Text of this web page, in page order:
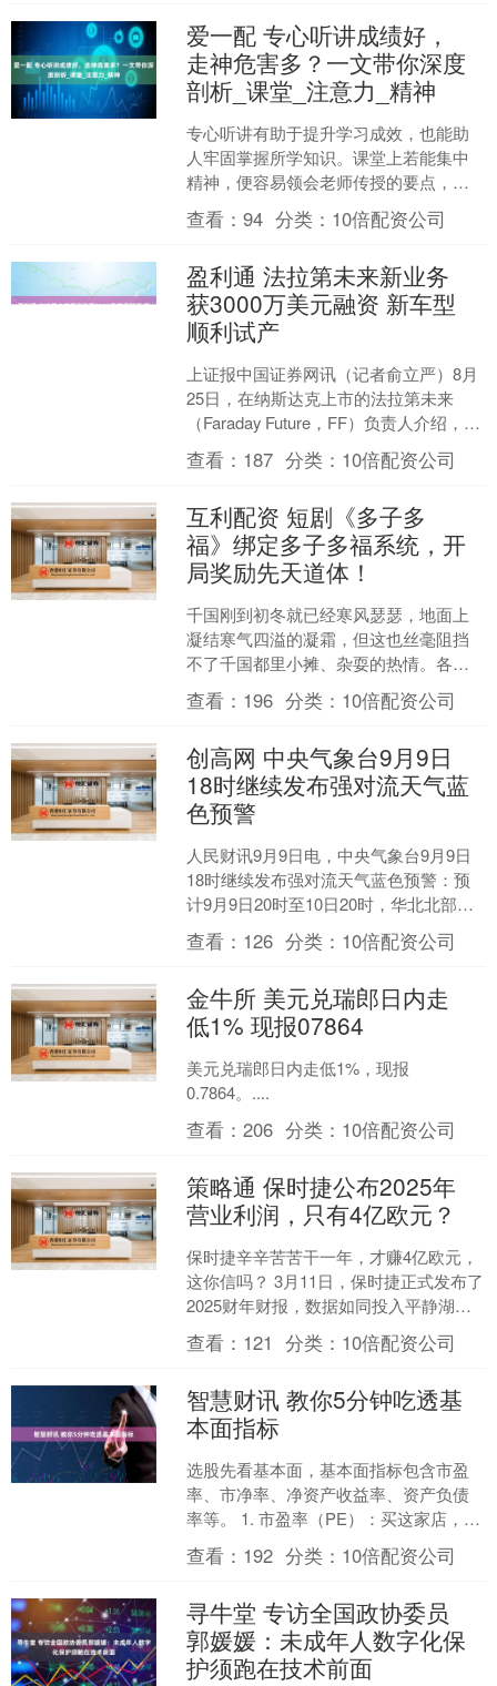
爱一配 专心听讲成绩好，
走神危害多？一文带你深度
剖析_课堂_注意力_精神
专心听讲有助于提升学习成效，也能助
人牢固掌握所学知识。课堂上若能集中
精神，便容易领会老师传授的要点，不
会掉队，自然能取得更好的学习成果。
接下来，将就专注听讲的意....
查看：94 分类： 10倍配资公司
盈利通 法拉第未来新业务
获3000万美元融资 新车型
顺利试产
上证报中国证券网讯（记者俞立严）8月
25日，在纳斯达克上市的法拉第未来
（Faraday Future，FF）负责人介绍，公
司双飞轮业务均有重要进展：FX Sup....
查看： 187 分类： 10倍配资公司
互利配资 短剧《多子多
福》绑定多子多福系统，开
局奖励先天道体！
千国刚到初冬就已经寒风瑟瑟，地面上
凝结寒气四溢的凝霜，但这也丝毫阻挡
不了千国都里小摊、杂耍的热情。各个
巷口热闹非凡，人群拥挤。千国史上最
年轻、最凶悍的将军应招回....
查看： 196 分类： 10倍配资公司
创高网 中央气象台9月9日
18时继续发布强对流天气蓝
色预警
人民财讯9月9日电，中央气象台9月9日
18时继续发布强对流天气蓝色预警：预
计9月9日20时至10日20时，华北北部、
东北地区中南部等地的部分地区将有8级
以上雷暴....
查看： 126 分类： 10倍配资公司
金牛所 美元兑瑞郎日内走
低1% 现报07864
美元兑瑞郎日内走低1%，现报
0.7864。....
查看：206 分类： 10倍配资公司
策略通 保时捷公布2025年
营业利润，只有4亿欧元？
保时捷辛辛苦苦干一年，才赚4亿欧元，
这你信吗？ 3月11日，保时捷正式发布了
2025财年财报，数据如同投入平静湖面
的一颗深水炸弹：全年营业收入为362.7
亿欧元....
查看： 121 分类： 10倍配资公司
智慧财讯 教你5分钟吃透基
本面指标
选股先看基本面，基本面指标包含市盈
率、市净率、净资产收益率、资产负债
率等。 1. 市盈率（PE）：买这家店，多
久能回本？ 假如你花 100 万盘下一家饭
馆，它每....
查看： 192 分类： 10倍配资公司
寻牛堂 专访全国政协委员
郭媛媛：未成年人数字化保
护须跑在技术前面